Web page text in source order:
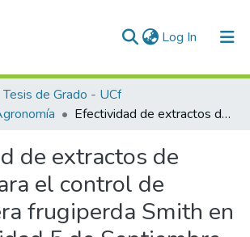
Log In (current)
Tesis de Grado - UCf
Efectividad de extractos de plantas para el control de Spodoptera frugiperda Smith en la Comunidad 5 de Septiembre del Municipio de Rodas.
de extractos de
el control de
frugiperda Smith en